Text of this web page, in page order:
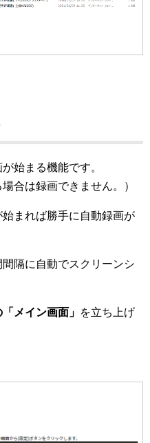
始まる機能です。
合は録画できません。）
まれば勝手に自動録画が
隔に自動でスクリーンシ
「メイン画面」 を立ち上げ